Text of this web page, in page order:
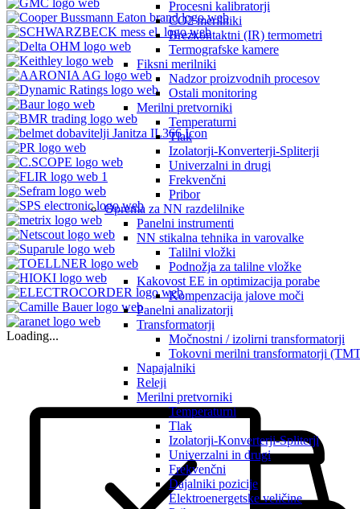
Procesni kalibratorji
CO2 merilniki
Brezkontaktni (IR) termometri
Termografske kamere
Fiksni merilniki
Nadzor proizvodnih procesov
Ostali monitoring
Merilni pretvorniki
Temperaturni
Tlak
Izolatorji-Konverterji-Spliterji
Univerzalni in drugi
Frekvenčni
Pribor
Oprema za NN razdelilnike
Panelni instrumenti
NN stikalna tehnika in varovalke
Talilni vložki
Podnožja za talilne vložke
Kakovost EE in optimizacija porabe
Kompenzacija jalove moči
Panelni analizatorji
Transformatorji
Močnostni / izolirni transformatorji
Tokovni merilni transformatorji
Napajalniki
Releji
Merilni pretvorniki
Temperaturni
Tlak
Izolatorji-Konverterji-Spliterji
Univerzalni in drugi
Frekvenčni
Dajalniki pozicije
Elektroenergetske veličine
Loading...